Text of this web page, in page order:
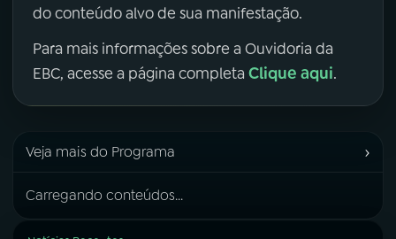
do conteúdo alvo de sua manifestação.
Para mais informações sobre a Ouvidoria da
EBC, acesse a página completa Clique aqui.
Veja mais do Programa ›
Carregando conteúdos...